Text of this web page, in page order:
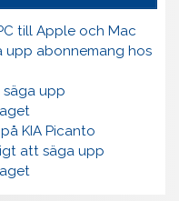
till Apple och Mac
upp abonnemang hos
upp
KIA Picanto
att säga upp